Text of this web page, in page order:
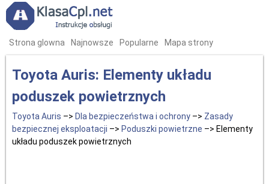
Strona glowna Najnowsze Popularne Mapa strony
Toyota Auris: Elementy układu
poduszek powietrznych
Toyota Auris –> Dla bezpieczeństwa i ochrony –> Zasady
bezpiecznej eksploatacji –> Poduszki powietrzne –> Elementy
układu poduszek powietrznych